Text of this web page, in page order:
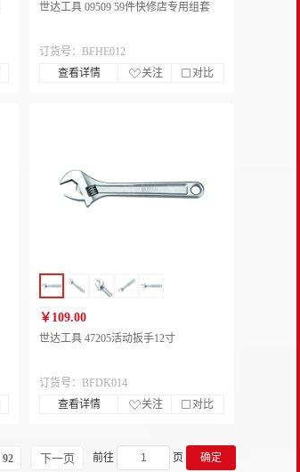
世达工具 09509 59件快修店专用组套
订货号：BFHE012
查看详情
关注 对比
￥109.00
世达工具 47205活动扳手12寸
订货号：BFDK014
查看详情
关注 对比
92 下一页 前往 页 确定